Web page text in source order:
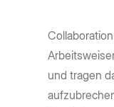
und tragen